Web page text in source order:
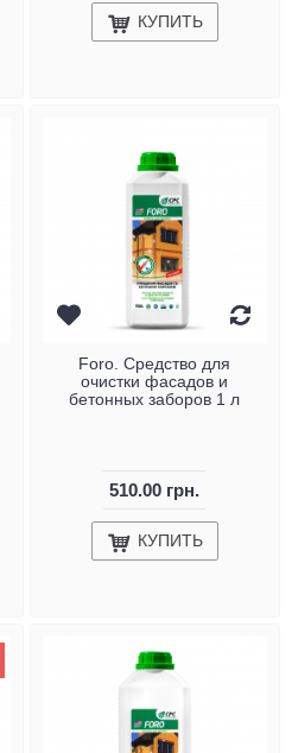
КУПИТЬ
Foro. Средство для
очистки фасадов и
бетонных заборов 1 л
510.00 грн.
КУПИТЬ